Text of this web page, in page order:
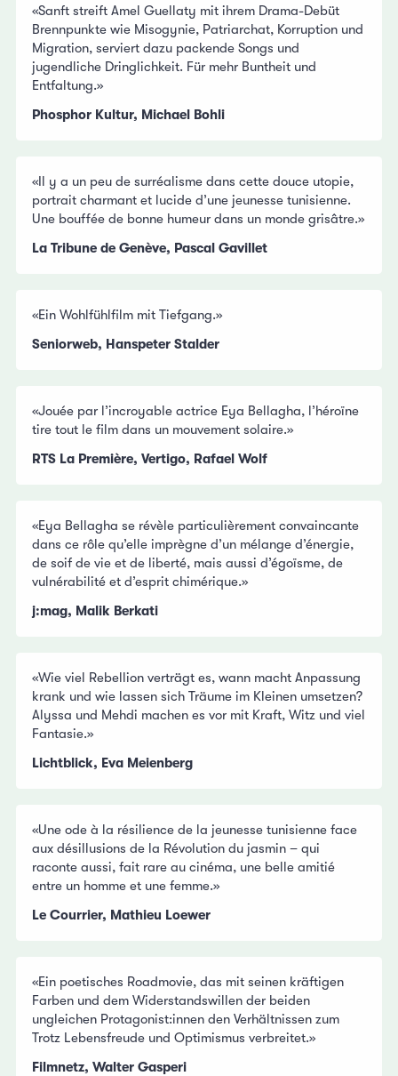
«Sanft streift Amel Guellaty mit ihrem Drama-Debüt
Brennpunkte wie Misogynie, Patriarchat, Korruption und
Migration, serviert dazu packende Songs und
jugendliche Dringlichkeit. Für mehr Buntheit und
Entfaltung.»
Phosphor Kultur, Michael Bohli
«Il y a un peu de surréalisme dans cette douce utopie,
portrait charmant et lucide d’une jeunesse tunisienne.
Une bouffée de bonne humeur dans un monde grisâtre.»
La Tribune de Genève, Pascal Gavillet
«Ein Wohlfühlfilm mit Tiefgang.»
Seniorweb, Hanspeter Stalder
«Jouée par l’incroyable actrice Eya Bellagha, l’héroïne
tire tout le film dans un mouvement solaire.»
RTS La Première, Vertigo, Rafael Wolf
«Eya Bellagha se révèle particulièrement convaincante
dans ce rôle qu’elle imprègne d’un mélange d’énergie,
de soif de vie et de liberté, mais aussi d’égoïsme, de
vulnérabilité et d’esprit chimérique.»
j:mag, Malik Berkati
«Wie viel Rebellion verträgt es, wann macht Anpassung
krank und wie lassen sich Träume im Kleinen umsetzen?
Alyssa und Mehdi machen es vor mit Kraft, Witz und viel
Fantasie.»
Lichtblick, Eva Meienberg
«Une ode à la résilience de la jeunesse tunisienne face
aux désillusions de la Révolution du jasmin – qui
raconte aussi, fait rare au cinéma, une belle amitié
entre un homme et une femme.»
Le Courrier, Mathieu Loewer
«Ein poetisches Roadmovie, das mit seinen kräftigen
Farben und dem Widerstandswillen der beiden
ungleichen Protagonist:innen den Verhältnissen zum
Trotz Lebensfreude und Optimismus verbreitet.»
Filmnetz, Walter Gasperi